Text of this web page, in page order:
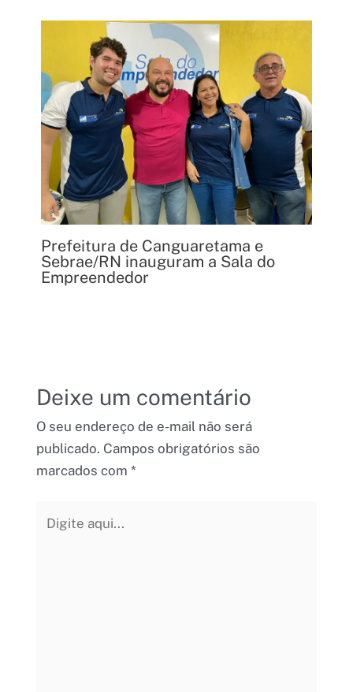
Prefeitura de Canguaretama e
Sebrae/RN inauguram a Sala do
Empreendedor
Deixe um comentário
O seu endereço de e-mail não será
publicado. Campos obrigatórios são
marcados com *
aqui...